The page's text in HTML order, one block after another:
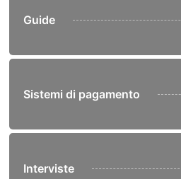
Guide
Sistemi di pagamento
Interviste